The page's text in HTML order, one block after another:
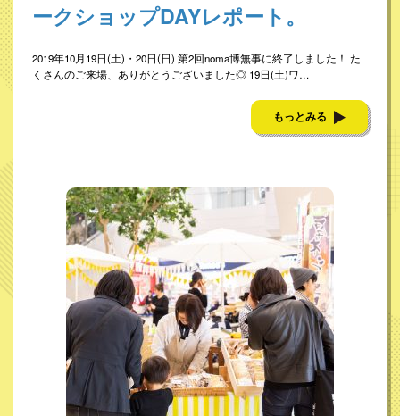
ークショップDAYレポート。
2019年10月19日(土)・20日(日) 第2回noma博無事に終了しました！ た
くさんのご来場、ありがとうございました◎ 19日(土)ワ…
もっとみる